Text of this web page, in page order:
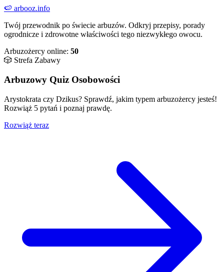
🍉 arbooz.info
Twój przewodnik po świecie arbuzów. Odkryj przepisy, porady
ogrodnicze i zdrowotne właściwości tego niezwykłego owocu.
Arbuzożercy online: 50
🎲 Strefa Zabawy
Arbuzowy Quiz Osobowości
Arystokrata czy Dzikus? Sprawdź, jakim typem arbuzożercy jesteś!
Rozwiąż 5 pytań i poznaj prawdę.
Rozwiąż teraz